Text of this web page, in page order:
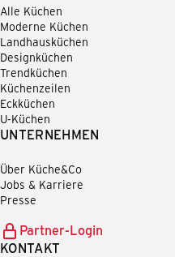
Alle Küchen
Moderne Küchen
Landhausküchen
Designküchen
Trendküchen
Küchenzeilen
Eckküchen
U-Küchen
UNTERNEHMEN
Über Küche&Co
Jobs & Karriere
Presse
Partner-Login
KONTAKT